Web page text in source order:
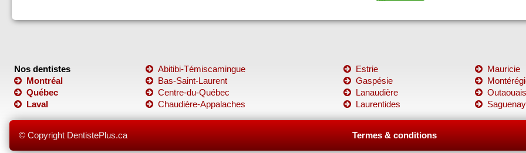
Nos dentistes
Montréal
Québec
Laval
Abitibi-Témiscamingue
Bas-Saint-Laurent
Centre-du-Québec
Chaudière-Appalaches
Estrie
Gaspésie
Lanaudière
Laurentides
Mauricie
Outaouais
Saguenay
© Copyright DentistePlus.ca Termes & conditions